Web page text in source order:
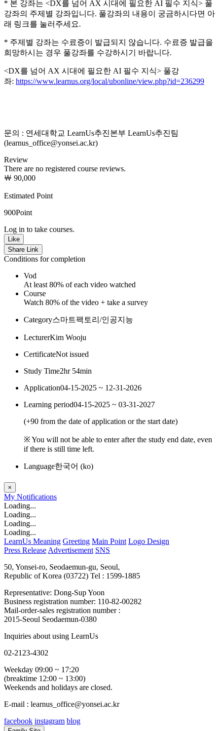
* 본 강좌는 <DX를 넘어 AX 시대에 필요한 AI 필수 지식> 풀
강좌의 주제별 강좌입니다. 풀강좌의 내용이 궁금하시다면 아
래 링크를 눌러주세요.
* 주제별 강좌는 수료증이 발급되지 않습니다. 수료증 발급을
희망하시는 경우 풀강좌를 수강하시기 바랍니다.
<DX를 넘어 AX 시대에 필요한 AI 필수 지식> 풀강
좌: https://www.learnus.org/local/ubonline/view.php?id=236299
문의 : 연세대학교 LearnUs추진본부 LearnUs추진팀
(learnus_office@yonsei.ac.kr)
Review
There are no registered course reviews.
￦ 90,000
Estimated Point
900Point
Log in to take courses.
Like
Share Link
Conditions for completion
Vod
At least 80% of each video watched
Course
Watch 80% of the video + take a survey
Category스마트팩토리/인공지능
LecturerKim Wooju
CertificateNot issued
Study Time2hr 54min
Application04-15-2025 ~ 12-31-2026
Learning period04-15-2025 ~ 03-31-2027
(+90 from the date of application or the start date)
※ You will not be able to enter after the study end date, even
if there is still time left.
Language한국어 ‎(ko)‎
×
My Notifications
Loading...
Loading...
Loading...
Loading...
LearnUs Meaning Greeting Main Point Logo Design
Press Release Advertisement SNS
50, Yonsei-ro, Seodaemun-gu, Seoul,
Republic of Korea (03722) Tel : 1599-1885
Representative: Dong-Sup Yoon
Business registration number: 110-82-00282
Mail-order-sales registration number :
2015-Seoul Seodaemun-0380
Inquiries about using LearnUs
02-2123-4302
Weekday 09:00 ~ 17:20
(breaktime 12:00 ~ 13:00)
Weekends and holidays are closed.
E-mail : learnus_office@yonsei.ac.kr
facebook instagram blog